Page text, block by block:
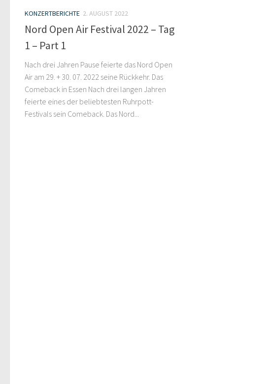
KONZERTBERICHTE 2. AUGUST 2022
Nord Open Air Festival 2022 – Tag
1 – Part 1
Nach drei Jahren Pause feierte das Nord Open
Air am 29. + 30. 07. 2022 seine Rückkehr. Das
Comeback in Essen Nach drei langen Jahren
feierte eines der beliebtesten Ruhrpott-
Festivals sein Comeback. Das Nord...